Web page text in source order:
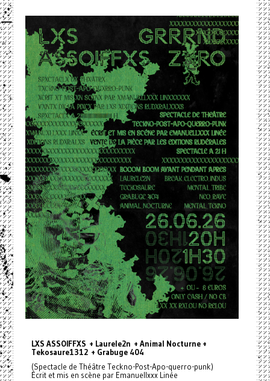
LXS ASSOIFFXS + Laurele2n + Animal Nocturne +
Tekosaure1312 + Grabuge 404
(Spectacle de Théâtre Teckno-Post-Apo-querro-punk)
Écrit et mis en scène par Emanuellxxx Linée